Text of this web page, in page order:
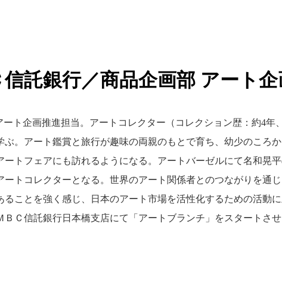
託銀行／商品企画部 アート企
ト企画推進担当。アートコレクター（コレクション歴：約4年
。アート鑑賞と旅行が趣味の両親のもとで育ち、幼少のころ
ートフェアにも訪れるようになる。アートバーゼルにて名和晃
トコレクターとなる。世界のアート関係者とのつながりを通
ことを強く感じ、日本のアート市場を活性化するための活動
Ｃ信託銀行日本橋支店にて「アートブランチ」をスタートさせ